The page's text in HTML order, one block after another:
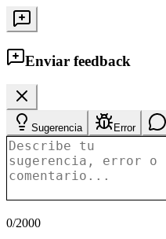
Enviar feedback
Sugerencia Error
0/2000